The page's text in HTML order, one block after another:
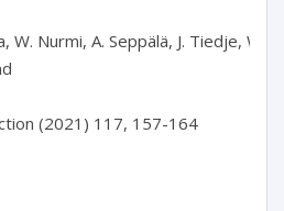
W. Nurmi, A. Seppälä, J. Tiedje, W.
(2021) 117, 157-164